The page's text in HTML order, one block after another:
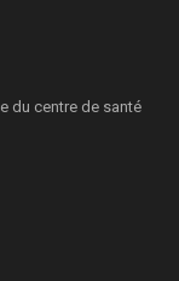
du centre de santé